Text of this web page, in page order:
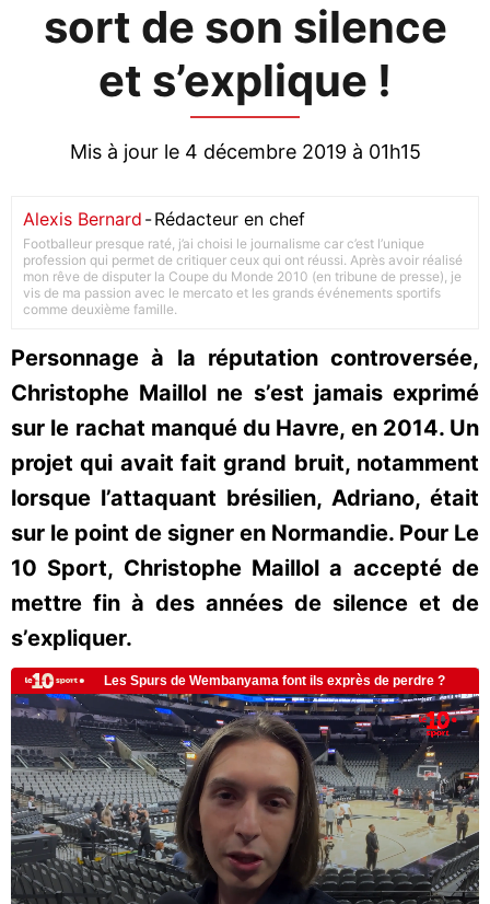
sort de son silence
et s’explique !
Mis à jour le 4 décembre 2019 à 01h15
Alexis Bernard -Rédacteur en chef
Footballeur presque raté, j’ai choisi le journalisme car c’est l’unique
profession qui permet de critiquer ceux qui ont réussi. Après avoir réalisé
mon rêve de disputer la Coupe du Monde 2010 (en tribune de presse), je
vis de ma passion avec le mercato et les grands événements sportifs
comme deuxième famille.
Personnage à la réputation controversée,
Christophe Maillol ne s’est jamais exprimé
sur le rachat manqué du Havre, en 2014. Un
projet qui avait fait grand bruit, notamment
lorsque l’attaquant brésilien, Adriano, était
sur le point de signer en Normandie. Pour Le
10 Sport, Christophe Maillol a accepté de
mettre fin à des années de silence et de
s’expliquer.